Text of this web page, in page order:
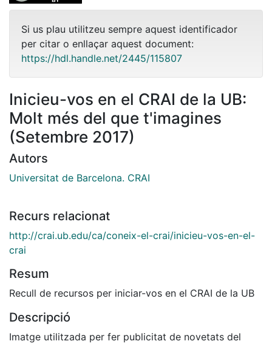
Si us plau utilitzeu sempre aquest identificador
per citar o enllaçar aquest document:
https://hdl.handle.net/2445/115807
Inicieu-vos en el CRAI de la UB:
Molt més del que t'imagines
(Setembre 2017)
Autors
Universitat de Barcelona. CRAI
Recurs relacionat
http://crai.ub.edu/ca/coneix-el-crai/inicieu-vos-en-el-
crai
Resum
Recull de recursos per iniciar-vos en el CRAI de la UB
Descripció
Imatge utilitzada per fer publicitat de novetats del